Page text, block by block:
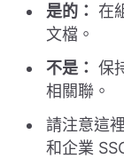
是的： 在
文檔。
不是： 保
相關聯。
請注意這
和企業